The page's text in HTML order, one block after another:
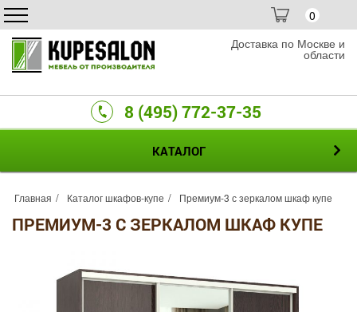
0
Доставка по Москве и
области
8 (495) 772-37-35
КАТАЛОГ
Главная Каталог шкафов-купе Премиум-3 с зеркалом шкаф купе
ПРЕМИУМ-3 С ЗЕРКАЛОМ ШКАФ КУПЕ